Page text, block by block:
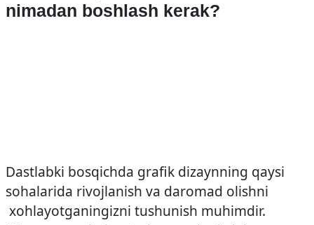
nimadan boshlash kerak?
Dastlabki bosqichda grafik dizaynning qaysi
sohalarida rivojlanish va daromad olishni
xohlayotganingizni tushunish muhimdir.